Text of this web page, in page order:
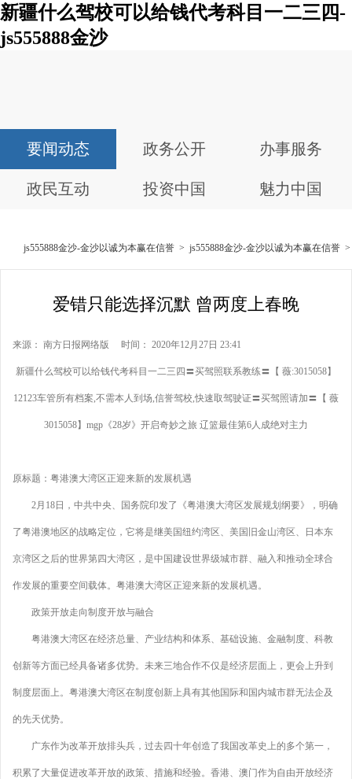
新疆什么驾校可以给钱代考科目一二三四-
js555888金沙
要闻动态 政务公开 办事服务
政民互动 投资中国 魅力中国
js555888金沙-金沙以诚为本赢在信誉 > js555888金沙-金沙以诚为本赢在信誉
爱错只能选择沉默 曾两度上春晚
来源： 南方日报网络版 时间： 2020年12月27日 23:41
新疆什么驾校可以给钱代考科目一二三四〓买驾照联系教练〓【 薇:3015058】
12123车管所有档案,不需本人到场,信誉驾校,快速取驾驶证〓买驾照请加〓【 薇
3015058】mgp《28岁》开启奇妙之旅 辽篮最佳第6人成绝对主力
原标题：粤港澳大湾区正迎来新的发展机遇
2月18日，中共中央、国务院印发了《粤港澳大湾区发展规划纲要》，明确
了粤港澳地区的战略定位，它将是继美国纽约湾区、美国旧金山湾区、日本东
京湾区之后的世界第四大湾区，是中国建设世界级城市群、融入和推动全球合
作发展的重要空间载体。粤港澳大湾区正迎来新的发展机遇。
政策开放走向制度开放与融合
粤港澳大湾区在经济总量、产业结构和体系、基础设施、金融制度、科教
创新等方面已经具备诸多优势。未来三地合作不仅是经济层面上，更会上升到
制度层面上。粤港澳大湾区在制度创新上具有其他国际和国内城市群无法企及
的先天优势。
广东作为改革开放排头兵，过去四十年创造了我国改革史上的多个第一，
积累了大量促进改革开放的政策、措施和经验。香港、澳门作为自由开放经济